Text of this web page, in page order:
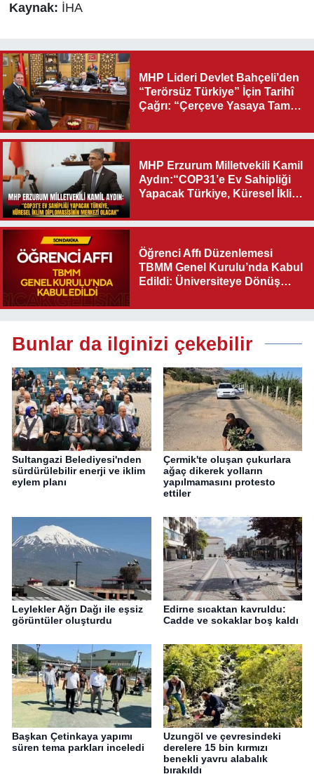
Kaynak: İHA
MHP Lideri Devlet Bahçeli’den
“Terörsüz Türkiye” İçin Tarihî
Çağrı: “Çerçeve Yasaya Tam
MHP Erzurum Milletvekili Kamil
Aydın:“COP31’e Ev Sahipliği
Yapacak Türkiye, Küresel İklim
Olacak"
Öğrenci Affı Düzenlemesi
TBMM Genel Kurulu’nda Kabul
Edildi: Üniversiteye Dönüş
Bunlar da ilginizi çekebilir
Sultangazi Belediyesi'nden
sürdürülebilir enerji ve iklim
eylem planı
Çermik'te oluşan çukurlara
ağaç dikerek yolların
yapılmamasını protesto
ettiler
Leylekler Ağrı Dağı ile eşsiz
görüntüler oluşturdu
Edirne sıcaktan kavruldu:
Cadde ve sokaklar boş kaldı
Başkan Çetinkaya yapımı
süren tema parkları inceledi
Uzungöl ve çevresindeki
derelere 15 bin kırmızı
benekli yavru alabalık
bırakıldı